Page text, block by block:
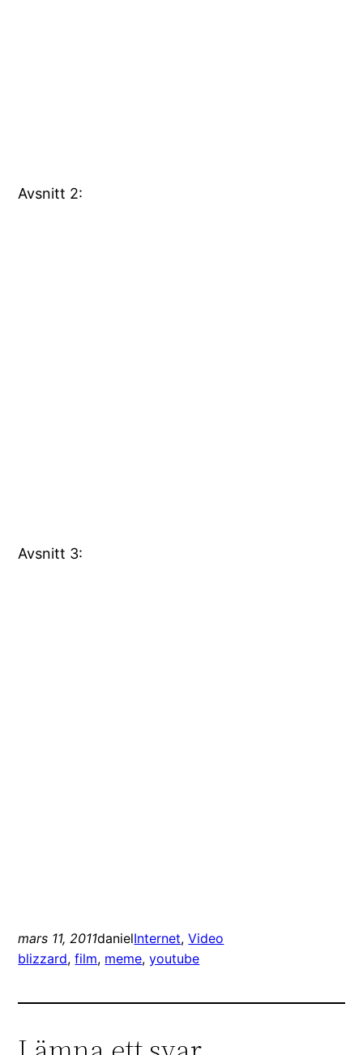
Avsnitt 2:
Avsnitt 3:
mars 11, 2011danielInternet, Video
blizzard, film, meme, youtube